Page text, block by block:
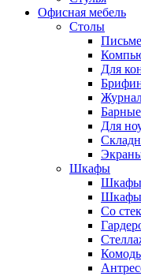
Офисная мебель
Столы
Для
Барные
Для
Шкафы
Шкафы
Шкафы
Со